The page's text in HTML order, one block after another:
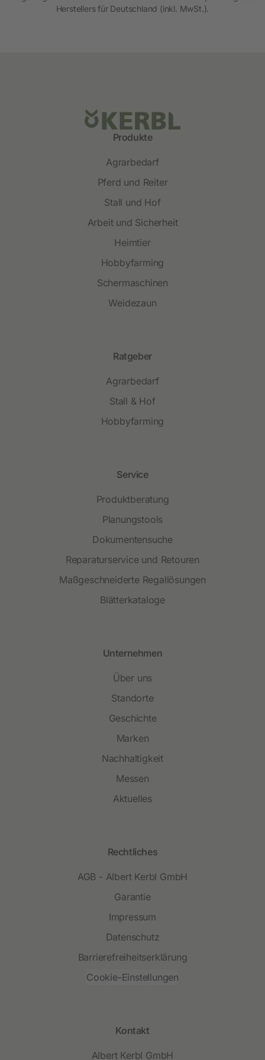
Herstellers für Deutschland (inkl. MwSt.).
Produkte
Agrarbedarf
Pferd und Reiter
Stall und Hof
Arbeit und Sicherheit
Heimtier
Hobbyfarming
Schermaschinen
Weidezaun
Ratgeber
Agrarbedarf
Stall & Hof
Hobbyfarming
Service
Produktberatung
Planungstools
Dokumentensuche
Reparaturservice und Retouren
Maßgeschneiderte Regallösungen
Blätterkataloge
Unternehmen
Über uns
Standorte
Geschichte
Marken
Nachhaltigkeit
Messen
Aktuelles
Rechtliches
AGB - Albert Kerbl GmbH
Garantie
Impressum
Datenschutz
Barrierefreiheitserklärung
Cookie-Einstellungen
Kontakt
Albert Kerbl GmbH